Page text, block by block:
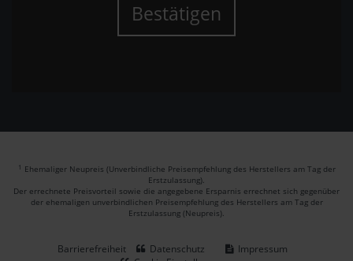
Bestätigen
1 Ehemaliger Neupreis (Unverbindliche Preisempfehlung des Herstellers am Tag der
Erstzulassung).
Der errechnete Preisvorteil sowie die angegebene Ersparnis errechnet sich gegenüber
der ehemaligen unverbindlichen Preisempfehlung des Herstellers am Tag der
Erstzulassung (Neupreis).
Barrierefreiheit Datenschutz
Impressum